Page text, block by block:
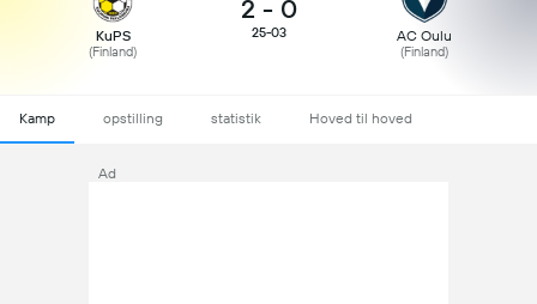
KuPS
(Finland)
2 - 0
25-03 AC Oulu
(Finland)
Kamp opstilling statistik Hoved til hoved
Ad